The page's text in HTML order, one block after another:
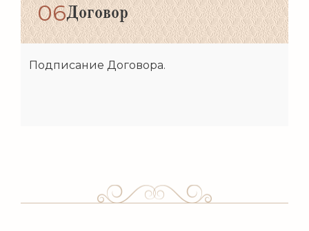
06Договор
Подписание Договора.